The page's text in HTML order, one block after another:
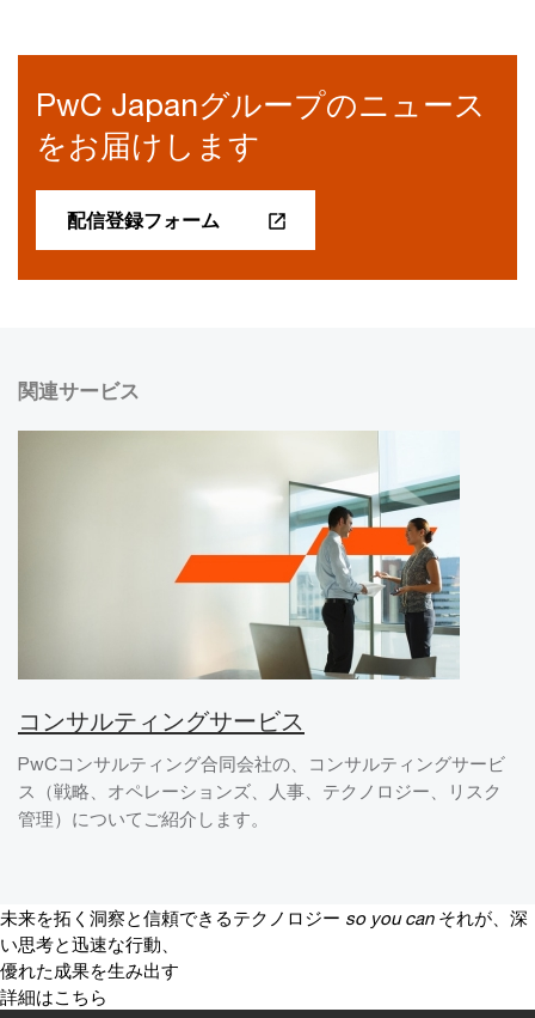
PwC Japanグループのニュース
をお届けします
配信登録フォーム
関連サービス
コンサルティングサービス
PwCコンサルティング合同会社の、コンサルティングサービ
ス（戦略、オペレーションズ、人事、テクノロジー、リスク
管理）についてご紹介します。
未来を拓く洞察と信頼できるテクノロジー so you can それが、深
い思考と迅速な行動、
優れた成果を生み出す
詳細はこちら